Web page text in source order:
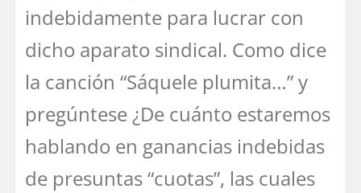
indebidamente para lucrar con
dicho aparato sindical. Como dice
la canción “Sáquele plumita…” y
pregúntese ¿De cuánto estaremos
hablando en ganancias indebidas
de presuntas “cuotas”, las cuales